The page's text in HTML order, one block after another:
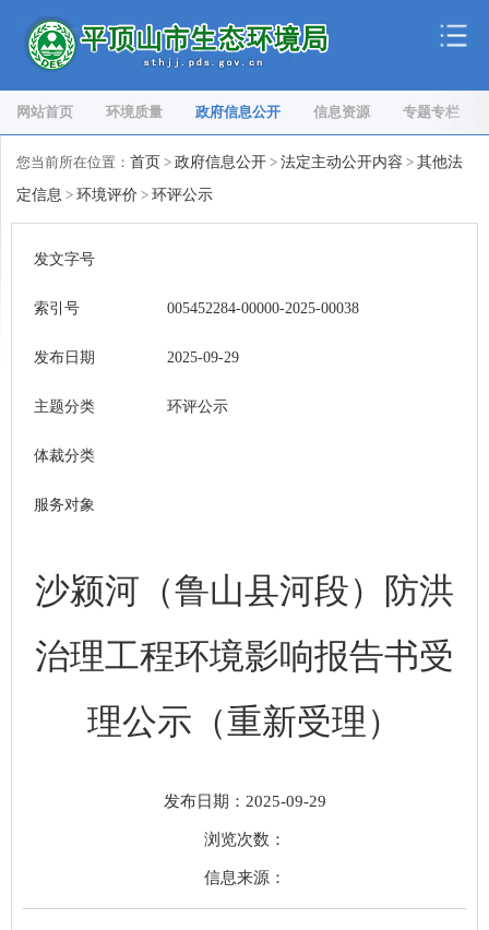
网站首页 环境质量 政府信息公开 信息资源 专题专栏
您当前所在位置： 首页 > 政府信息公开 > 法定主动公开内容 > 其他法
定信息 > 环境评价 > 环评公示
发文字号
索引号 005452284-00000-2025-00038
发布日期 2025-09-29
主题分类 环评公示
体裁分类
服务对象
沙颍河（鲁山县河段）防洪
治理工程环境影响报告书受
理公示（重新受理）
发布日期：2025-09-29
浏览次数：
信息来源：